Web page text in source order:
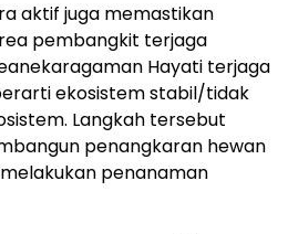
aktif juga memastikan
pembangkit terjaga
Hayati terjaga
ekosistem stabil/tidak
Langkah tersebut
penangkaran hewan
penanaman